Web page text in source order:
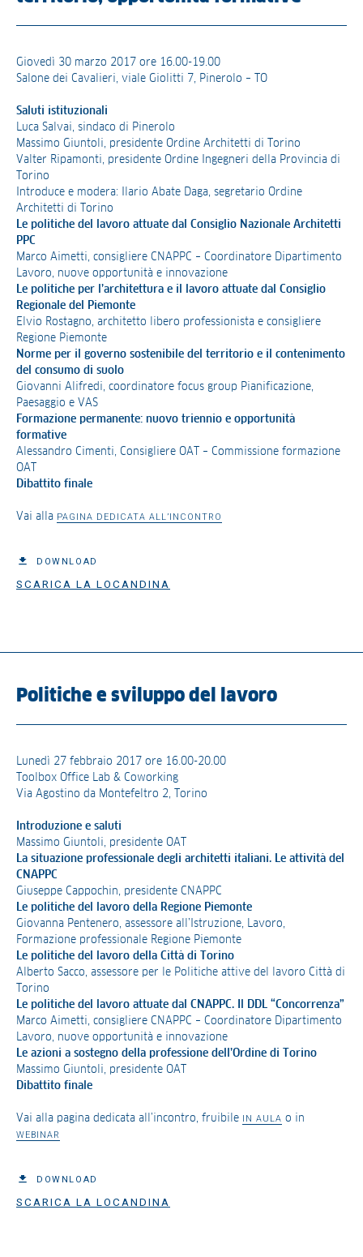
Giovedì 30 marzo 2017 ore 16.00-19.00
Salone dei Cavalieri, viale Giolitti 7, Pinerolo – TO
Saluti istituzionali
Luca Salvai, sindaco di Pinerolo
Massimo Giuntoli, presidente Ordine Architetti di Torino
Valter Ripamonti, presidente Ordine Ingegneri della Provincia di
Torino
Introduce e modera: Ilario Abate Daga, segretario Ordine
Architetti di Torino
Le politiche del lavoro attuate dal Consiglio Nazionale Architetti
PPC
Marco Aimetti, consigliere CNAPPC – Coordinatore Dipartimento
Lavoro, nuove opportunità e innovazione
Le politiche per l’architettura e il lavoro attuate dal Consiglio
Regionale del Piemonte
Elvio Rostagno, architetto libero professionista e consigliere
Regione Piemonte
Norme per il governo sostenibile del territorio e il contenimento
del consumo di suolo
Giovanni Alifredi, coordinatore focus group Pianificazione,
Paesaggio e VAS
Formazione permanente: nuovo triennio e opportunità
formative
Alessandro Cimenti, Consigliere OAT – Commissione formazione
OAT
Dibattito finale
Vai alla PAGINA DEDICATA ALL’INCONTRO
DOWNLOAD
SCARICA LA LOCANDINA
Politiche e sviluppo del lavoro
Lunedì 27 febbraio 2017 ore 16.00-20.00
Toolbox Office Lab & Coworking
Via Agostino da Montefeltro 2, Torino
Introduzione e saluti
Massimo Giuntoli, presidente OAT
La situazione professionale degli architetti italiani. Le attività del
CNAPPC
Giuseppe Cappochin, presidente CNAPPC
Le politiche del lavoro della Regione Piemonte
Giovanna Pentenero, assessore all’Istruzione, Lavoro,
Formazione professionale Regione Piemonte
Le politiche del lavoro della Città di Torino
Alberto Sacco, assessore per le Politiche attive del lavoro Città di
Torino
Le politiche del lavoro attuate dal CNAPPC. Il DDL “Concorrenza”
Marco Aimetti, consigliere CNAPPC – Coordinatore Dipartimento
Lavoro, nuove opportunità e innovazione
Le azioni a sostegno della professione dell’Ordine di Torino
Massimo Giuntoli, presidente OAT
Dibattito finale
Vai alla pagina dedicata all’incontro, fruibile IN AULA o in
WEBINAR
DOWNLOAD
SCARICA LA LOCANDINA